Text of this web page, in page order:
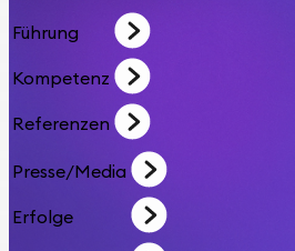
Führung
Kompetenz
Referenzen
Presse/Media
Erfolge